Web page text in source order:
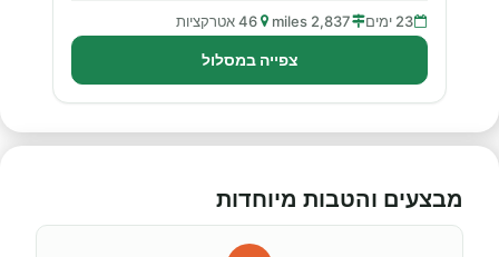
23 ימים 2,837 miles 46 אטרקציות
צפייה במסלול
מבצעים והטבות מיוחדות